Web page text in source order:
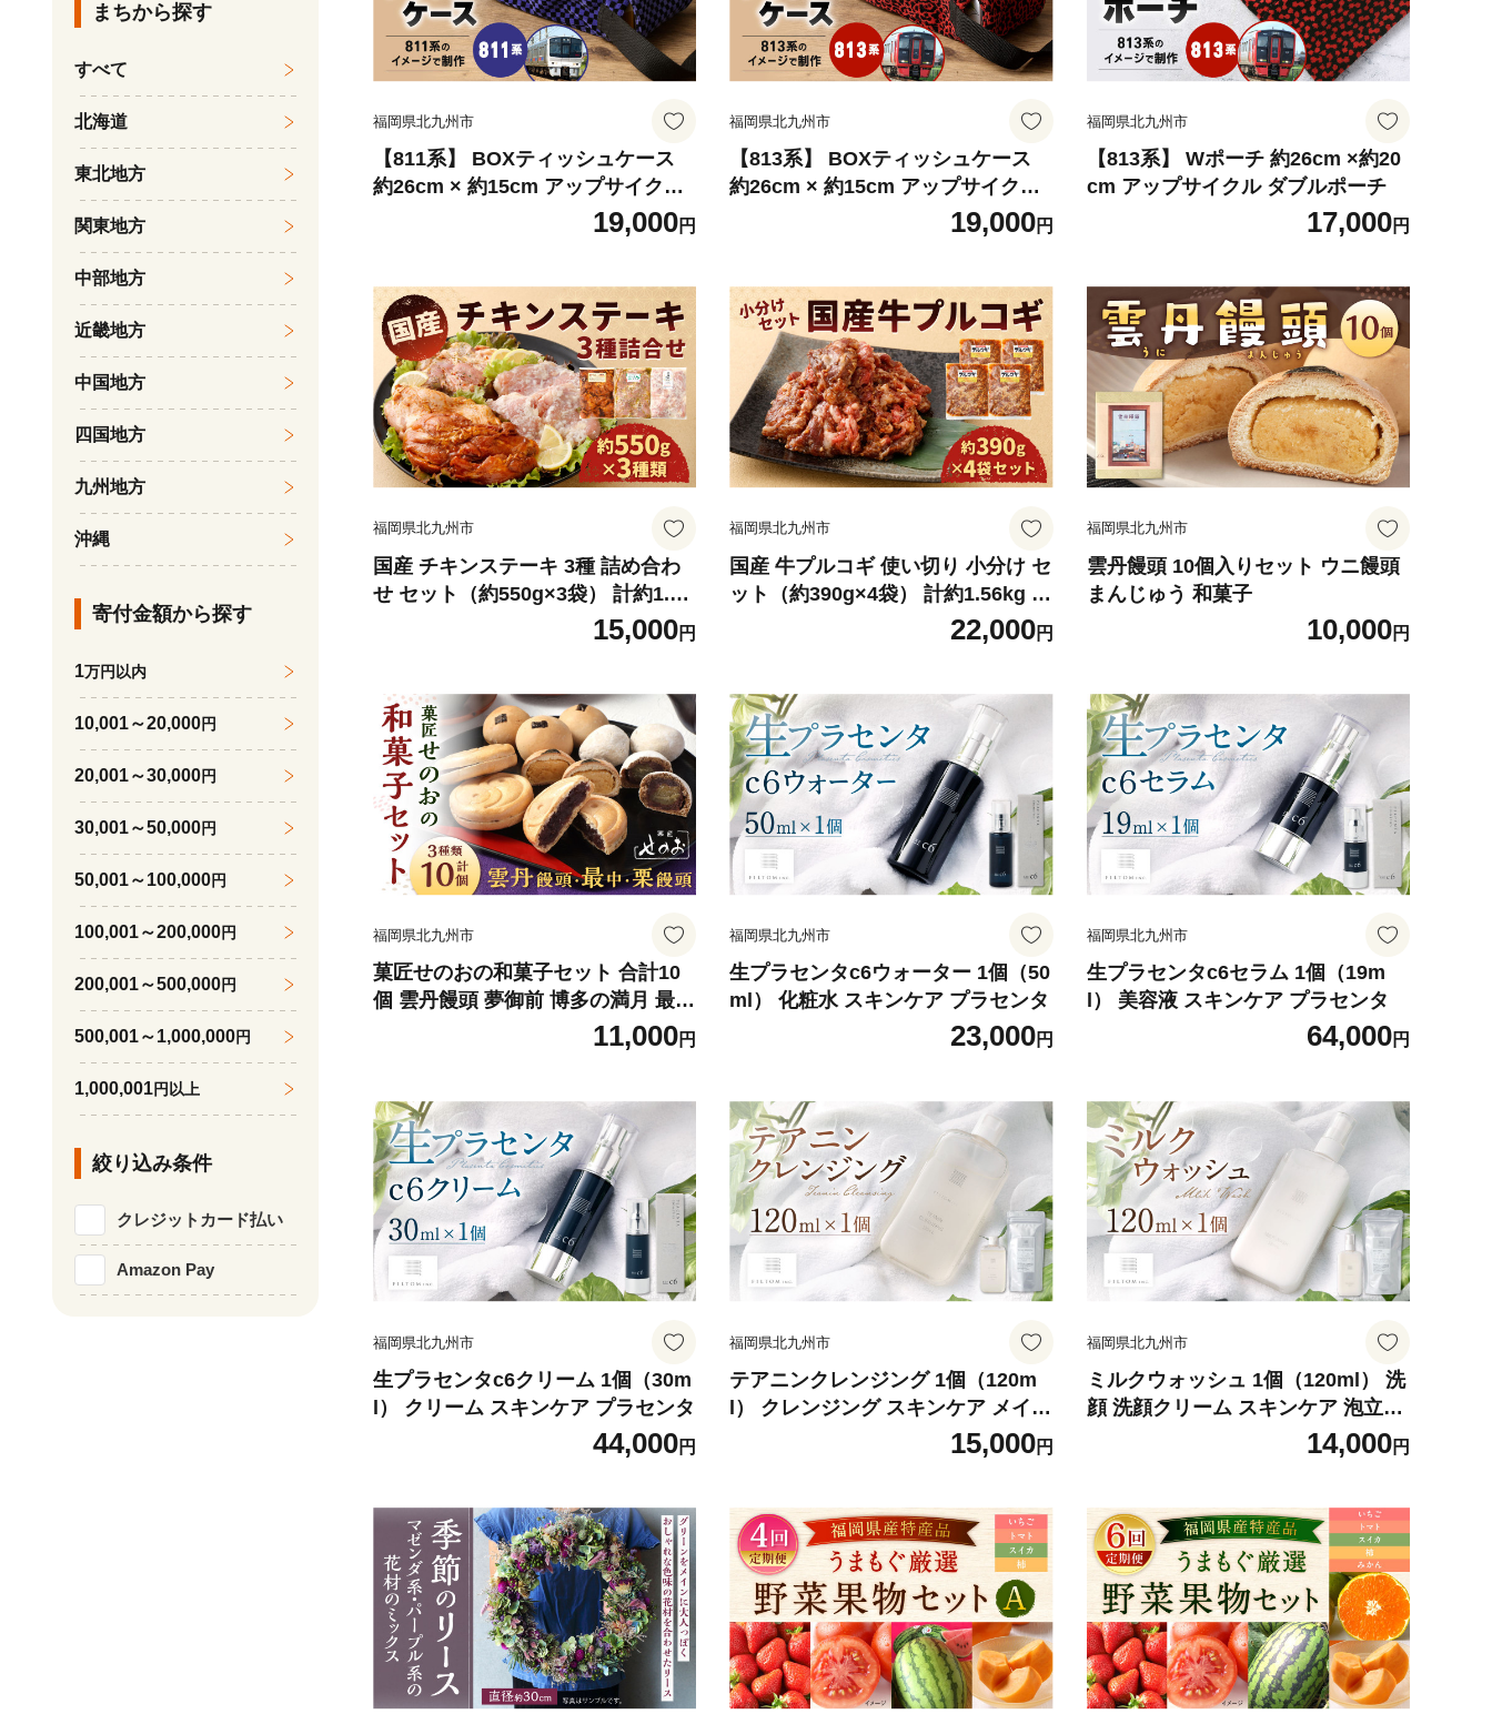
福岡県北九州市
【811系】 BOXティッシュケース
約26cm × 約15cm アップサイクル
19,000円
福岡県北九州市
【813系】 BOXティッシュケース
約26cm × 約15cm アップサイクル
19,000円
福岡県北九州市
【813系】 Wポーチ 約26cm ×約20
cm アップサイクル ダブルポーチ
17,000円
福岡県北九州市
国産 チキンステーキ 3種 詰め合わ
せ セット（約550g×3袋） 計約1.65
kg チキテキ ステーキ 鶏肉 鶏モモ
15,000円
福岡県北九州市
国産 牛プルコギ 使い切り 小分け セ
ット（約390g×4袋） 計約1.56kg プ
ルコギ 韓国料理 牛バラ 牛肉22,000円
福岡県北九州市
雲丹饅頭 10個入りセット ウニ饅頭
まんじゅう 和菓子
10,000円
福岡県北九州市
菓匠せのおの和菓子セット 合計10
個 雲丹饅頭 夢御前 博多の満月 最中
まんじゅう 和菓子 詰め合わせ
11,000円
福岡県北九州市
生プラセンタc6ウォーター 1個（50
ml） 化粧水 スキンケア プラセンタ
23,000円
福岡県北九州市
生プラセンタc6セラム 1個（19m
l） 美容液 スキンケア プラセンタ
64,000円
福岡県北九州市
生プラセンタc6クリーム 1個（30m
l） クリーム スキンケア プラセンタ
44,000円
福岡県北九州市
テアニンクレンジング 1個（120m
l） クレンジング スキンケア メイク
15,000円
福岡県北九州市
ミルクウォッシュ 1個（120ml） 洗
顔 洗顔クリーム スキンケア 泡立て
14,000円
まちから探す
すべて
北海道
東北地方
関東地方
中部地方
近畿地方
中国地方
四国地方
九州地方
沖縄
寄付金額から探す
1万円以内
10,001～20,000円
20,001～30,000円
30,001～50,000円
50,001～100,000円
100,001～200,000円
200,001～500,000円
500,001～1,000,000円
1,000,001円以上
絞り込み条件
クレジットカード払い
Amazon Pay